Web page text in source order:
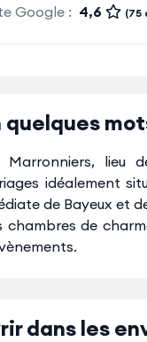
Google : 4,6 (75
quelques
lieu
idéalement
de Bayeux et
chambres de
dans les